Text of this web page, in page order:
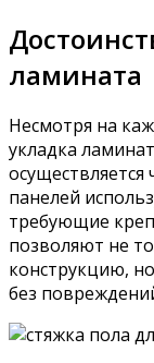
ламината
Несмотря на
укладка
осуществляется
панелей
требующие
позволяют не
конструкцию,
без